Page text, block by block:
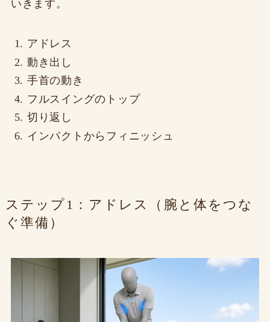
いきます。
アドレス
動き出し
手首の動き
フルスイングのトップ
切り返し
インパクトからフィニッシュ
ステップ1：アドレス（腕と体をつな
ぐ準備）